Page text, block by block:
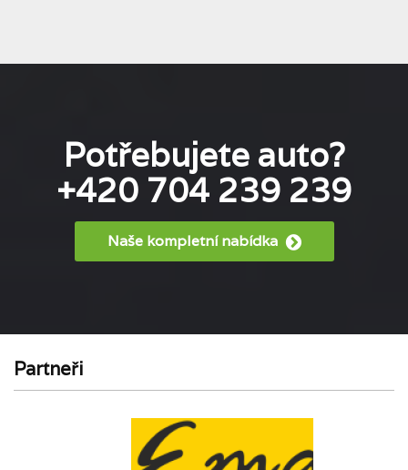
Potřebujete auto?
+420 704 239 239
Naše kompletní nabídka
Partneři